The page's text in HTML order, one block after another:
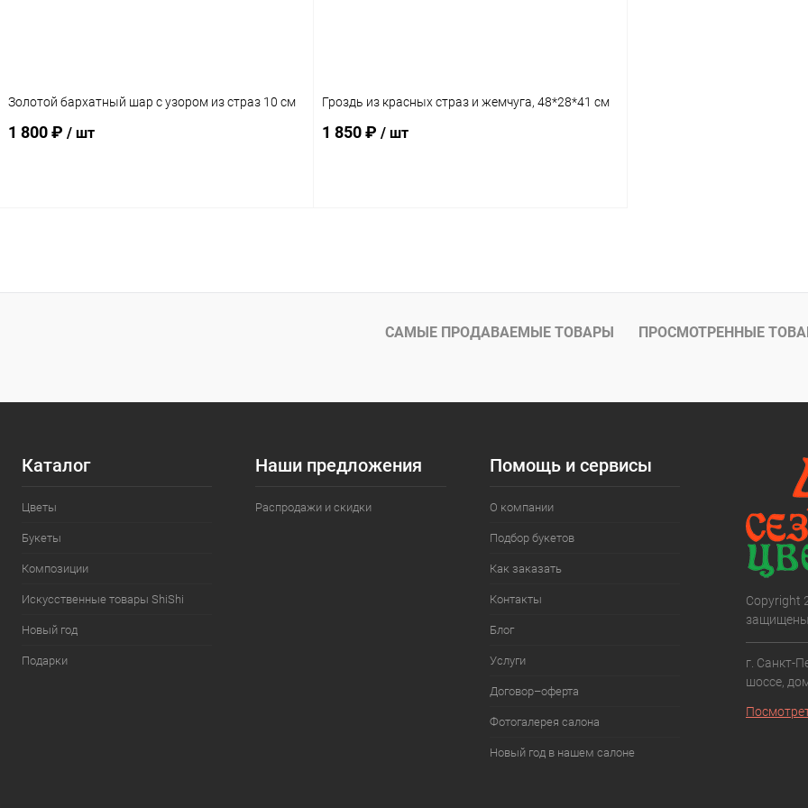
Золотой бархатный шар с узором из страз 10 см
1 800 ₽ / шт
Гроздь из красных страз и жемчуга, 48*28*41 см
1 850 ₽ / шт
САМЫЕ ПРОДАВАЕМЫЕ ТОВАРЫ ПРОСМОТРЕННЫЕ
Каталог
Цветы
Букеты
Композиции
Искусственные товары ShiShi
Новый год
Подарки
Наши предложения
Распродажи и скидки
Помощь и сервисы
О компании
Подбор букетов
Как заказать
Контакты
Блог
Услуги
Договор–оферта
Фотогалерея салона
Новый год в нашем салоне
Copyright
г. Санкт-
шоссе,